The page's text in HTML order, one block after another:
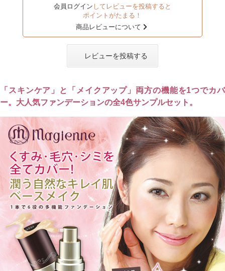
会員ログイン してレビューを投稿すると
ポイントがたまる！
商品レビューについて
レビューを投稿する
「スキンケア」と「メイクアップ」両方の機能を1つでカバ
ー。大人気ファンデーションの全4色サンプルセット。